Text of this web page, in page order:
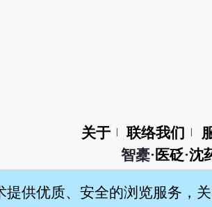
关于 联络我们
智橐· 医砭·沈
提供优质、安全的浏览服务，